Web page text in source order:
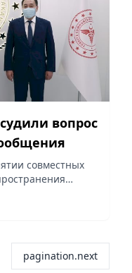
вопрос
совместных
pagination.next